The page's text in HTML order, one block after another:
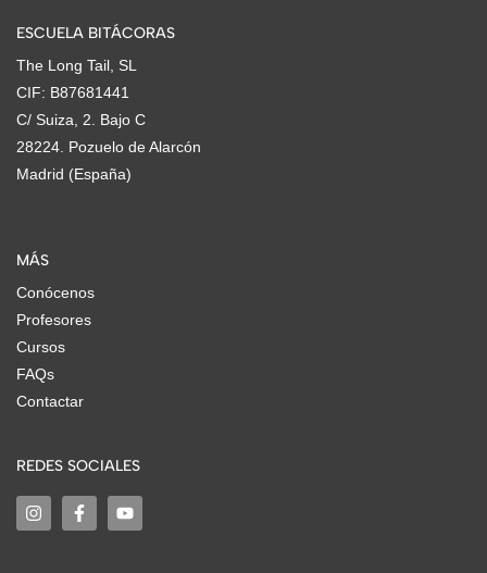
ESCUELA BITÁCORAS
The Long Tail, SL
CIF: B87681441
C/ Suiza, 2. Bajo C
28224. Pozuelo de Alarcón
Madrid (España)
MÁS
Conócenos
Profesores
Cursos
FAQs
Contactar
REDES SOCIALES